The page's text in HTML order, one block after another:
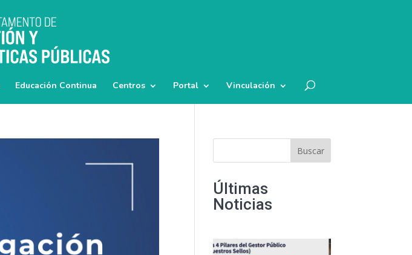
Educación Continua Centros Portal Vinculación
Buscar
Últimas
Noticias